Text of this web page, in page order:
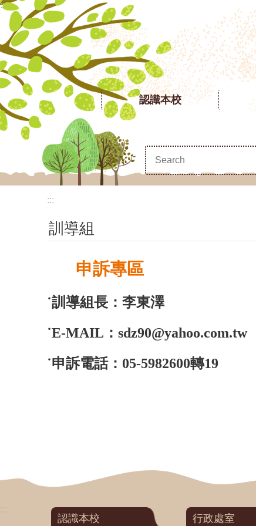
跳到主要內容區塊
:::
認識本校
:::
訓導組
申訴專區
˙訓導組長：李東澤
˙E-MAIL：sdz90@yahoo.com.tw
˙申訴電話：05-5982600轉19
:::
認識本校 行政處室